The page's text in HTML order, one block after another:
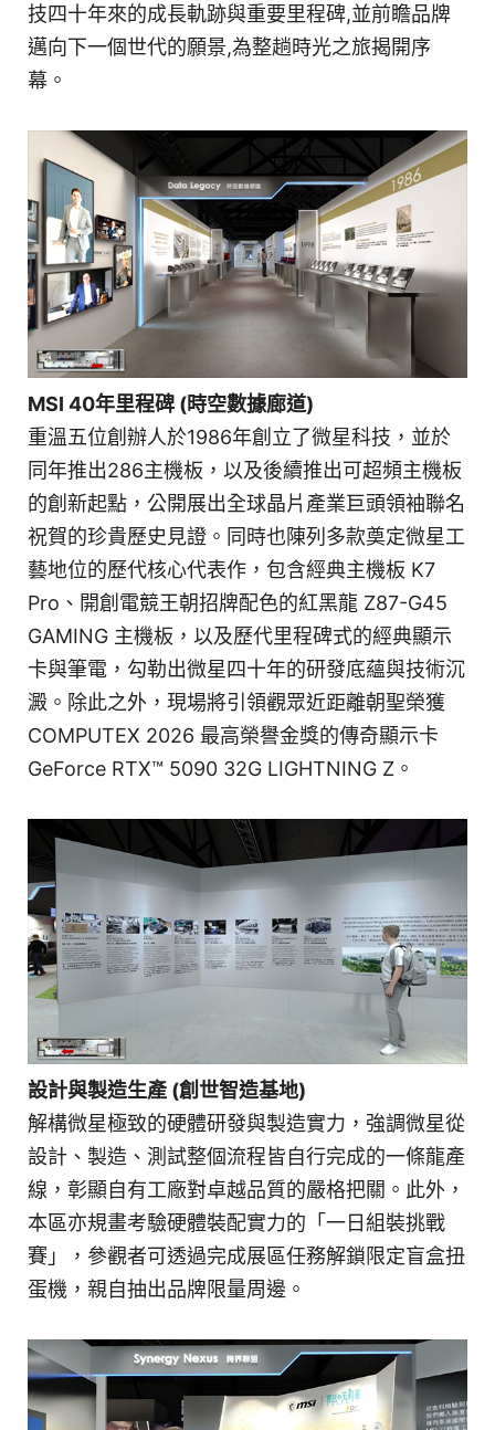
技四十年來的成長軌跡與重要里程碑,並前瞻品牌
邁向下一個世代的願景,為整趟時光之旅揭開序
幕。
MSI 40年里程碑 (時空數據廊道)
重溫五位創辦人於1986年創立了微星科技，並於
同年推出286主機板，以及後續推出可超頻主機板
的創新起點，公開展出全球晶片產業巨頭領袖聯名
祝賀的珍貴歷史見證。同時也陳列多款奠定微星工
藝地位的歷代核心代表作，包含經典主機板 K7
Pro、開創電競王朝招牌配色的紅黑龍 Z87-G45
GAMING 主機板，以及歷代里程碑式的經典顯示
卡與筆電，勾勒出微星四十年的研發底蘊與技術沉
澱。除此之外，現場將引領觀眾近距離朝聖榮獲
COMPUTEX 2026 最高榮譽金獎的傳奇顯示卡
GeForce RTX™ 5090 32G LIGHTNING Z。
設計與製造生產 (創世智造基地)
解構微星極致的硬體研發與製造實力，強調微星從
設計、製造、測試整個流程皆自行完成的一條龍產
線，彰顯自有工廠對卓越品質的嚴格把關。此外，
本區亦規畫考驗硬體裝配實力的「一日組裝挑戰
賽」，參觀者可透過完成展區任務解鎖限定盲盒扭
蛋機，親自抽出品牌限量周邊。